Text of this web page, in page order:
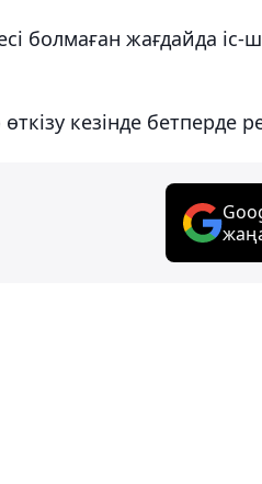
болмаған жағдайда
кезінде бетперде